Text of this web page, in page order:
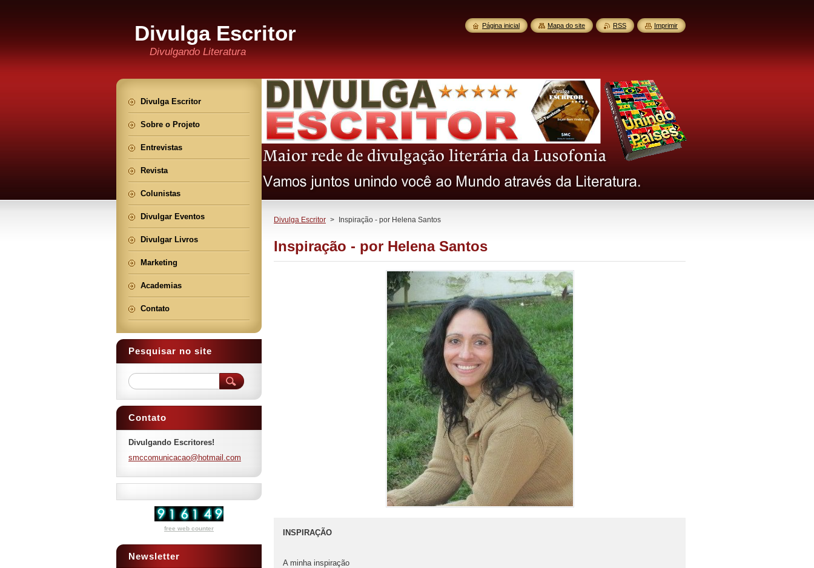
Divulga Escritor
Divulgando Literatura
Divulga Escritor > Inspiração - por Helena Santos
Inspiração - por Helena Santos
INSPIRAÇÃO
A minha inspiração
Divulga Escritor
Sobre o Projeto
Entrevistas
Revista
Colunistas
Divulgar Eventos
Divulgar Livros
Marketing
Academias
Contato
Pesquisar no site
Contato
Divulgando Escritores!
smccomunicacao@hotmail.com
free web counter
Newsletter
Página inicial Mapa do site RSS Imprimir